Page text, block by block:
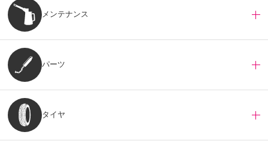
メンテナンス
パーツ
タイヤ